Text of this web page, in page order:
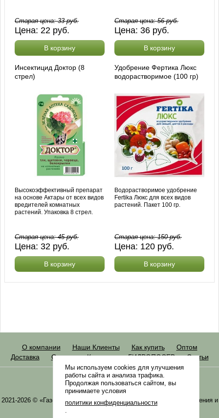
Старая цена:33руб.
Цена: 22 руб.
В корзину
Старая цена:56руб.
Цена: 36 руб.
В корзину
Инсектицид Доктор (8
стрел)
Высокоэффективный препарат
на основе Актары от всех видов
вредителей комнатных
растений. Упаковка 8 стрел.
Старая цена:45руб.
Цена:32 руб.
В корзину
Удобрение Фертика Люкс
водорастворимое (100 гр)
Водорастворимое удобрение
Fertika Люкс для всех видов
растений. Пакет 100 гр.
Старая цена:150руб.
Цена: 120 руб.
В корзину
О компании Наши Клиенты Как купить
Оптом
Доставка
Оплата Контакты ГИДРОПОСЕВ Статьи
info@gazonov.com
Skype: gazonovcom
2021-2026 © «Газонная трава, семена газонных трав: выбор удобрения и
средства защиты в Gazonov.com»
Мы используем cookies для улучшения
работы сайта и анализа трафика.
Продолжая пользоваться сайтом, вы
принимаете условия
политики конфиденциальности
.